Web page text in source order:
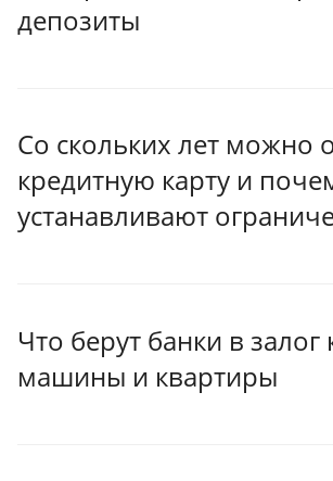
депозиты
Со скольких лет можно
кредитную карту и
устанавливают
Что берут банки в
машины и квартиры